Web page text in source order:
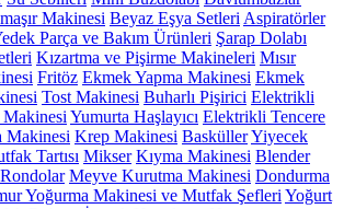
Makinesi Beyaz Eşya Setleri Aspiratörler
Parça ve Bakım Ürünleri Şarap Dolabı
Kızartma ve Pişirme Makineleri Mısır
Fritöz Ekmek Yapma Makinesi Ekmek
Tost Makinesi Buharlı Pişirici Elektrikli
Yumurta Haşlayıcı Elektrikli Tencere
Makinesi Krep Makinesi BasküllerYiyecek
Tartısı Mikser Kıyma Makinesi Blender
Meyve Kurutma Makinesi Dondurma
Yoğurma Makinesi ve Mutfak Şefleri Yoğurt